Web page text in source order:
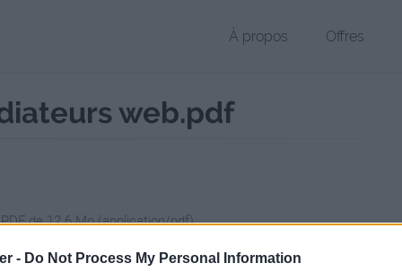
- Do Not Process My Personal Information
À propos Offres
web.pdf
de 12.6 Mo (application/pdf)